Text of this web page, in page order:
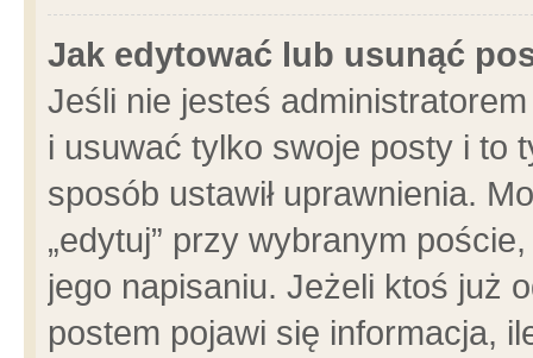
Jak edytować lub usunąć
Jeśli nie jesteś
i usuwać tylko swoje posty i to
sposób ustawił uprawnienia.
„edytuj” przy wybranym
jego napisaniu. Jeżeli ktoś już
postem pojawi się informacja,